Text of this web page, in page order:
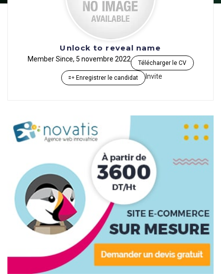
Unlock to reveal name
Member Since, 5 novembre 2022 Télécharger le CV
Enregistrer le candidat Invite